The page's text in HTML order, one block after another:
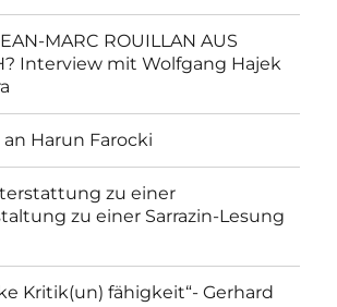
MARC ROUILLAN AUS
Interview mit Wolfgang Hajek
Harun Farocki
zu einer
zu einer Sarrazin-Lesung
Kritik(un) fähigkeit“- Gerhard